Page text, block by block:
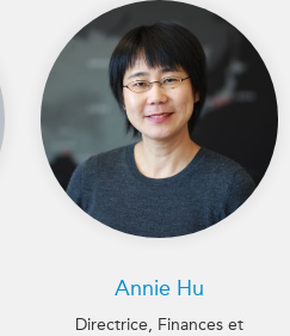
Annie Hu
Directrice, Finances et